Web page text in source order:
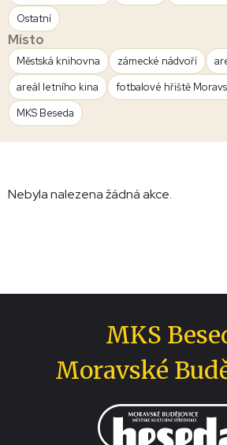
Ostatní
Místo
Městská knihovna zámecké nádvoří
areál letního kina
fotbalové hřiště
MKS Beseda
Nebyla nalezena žádná akce.
MKS
Moravské